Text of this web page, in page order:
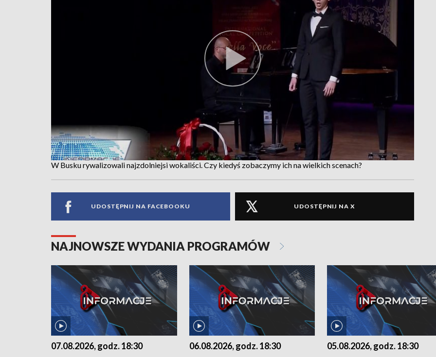
W Busku rywalizowali najzdolniejsi wokaliści. Czy kiedyś zobaczymy ich na wielkich scenach?
UDOSTĘPNIJ NA FACEBOOKU UDOSTĘPNIJ NA X
NAJNOWSZE WYDANIA PROGRAMÓW
07.08.2026, godz. 18:30 06.08.2026, godz. 18:30 05.08.2026, godz. 18:30